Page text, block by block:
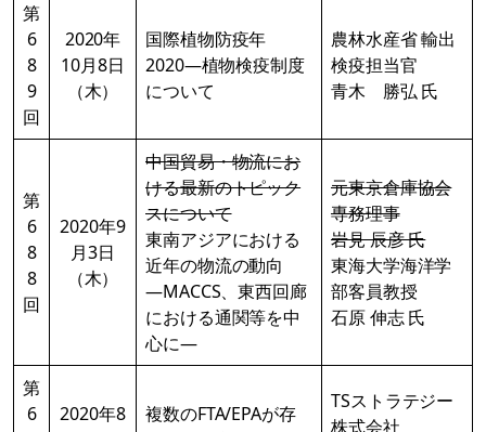
第
6
8
9
回
2020年
10月8日
（木）
国際植物防疫年
2020―植物検疫制度
について
農林水産省 輸出
検疫担当官
青木 勝弘 氏
第
6
8
8
回
2020年9
月3日
（木）
中国貿易・物流にお
ける最新のトピック
スについて
東南アジアにおける
近年の物流の動向
―MACCS、東西回廊
における通関等を中
心に―
元東京倉庫協会
専務理事
岩見 辰彦 氏
東海大学海洋学
部客員教授
石原 伸志 氏
第
6
2020年8
複数のFTA/EPAが存
TSストラテジー
株式会社